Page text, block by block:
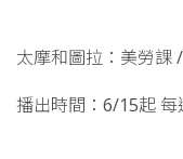
太摩和圖拉：美勞
播出時間：6/15起 每